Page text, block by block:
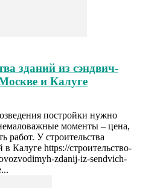
зданий из сэндвич-
и Калуге
постройки нужно
моменты – цена,
работ. У строительства
Калуге https://строительство-
zdanij-iz-sendvich-